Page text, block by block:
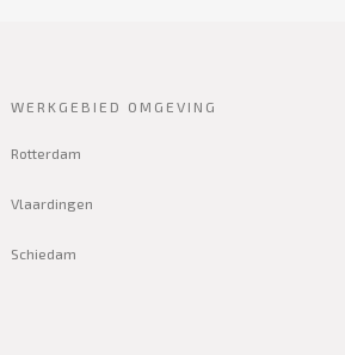
WERKGEBIED OMGEVING
Rotterdam
Vlaardingen
Schiedam